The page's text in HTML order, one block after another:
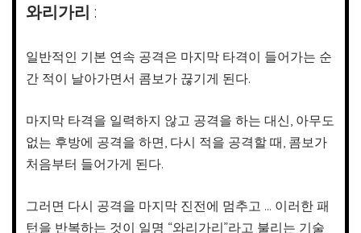
와리가리 :
일반적인 기본 연속 공격은 마지막 타격이 들어가는 순
간 적이 날아가면서 콤보가 끊기게 된다.
마지막 타격을 일력하지 않고 공격을 하는 대신, 아무도
없는 후방에 공격을 하면, 다시 적을 공격할 때, 콤보가
처음부터 들어가게 된다.
그러면 다시 공격을 마지막 진전에 멈추고 … 이러한 패
턴을 반복하는 것이 일명 “와리가리”라고 불리는 기술